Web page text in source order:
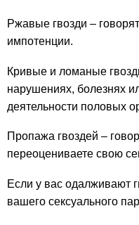
Ржавые гвозди –
импотенции.
Кривые и ломаные
нарушениях, болезнях
деятельности половых
Пропажа гвоздей –
переоцениваете свою
Если у вас одалживают
вашего сексуального